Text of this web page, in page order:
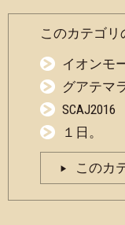
このカテゴ
イオンモ
グアテマ
SCAJ2016
１日。
このカ